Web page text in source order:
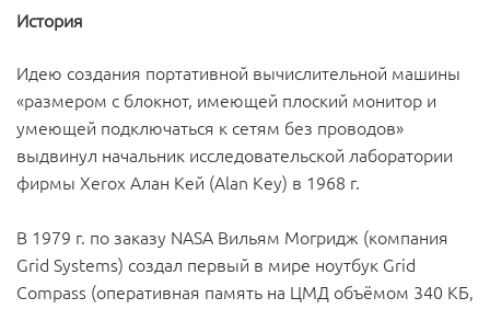
История
Идею создания портативной вычислительной машины
«размером с блокнот, имеющей плоский монитор и
умеющей подключаться к сетям без проводов»
выдвинул начальник исследовательской лаборатории
фирмы Xerox Алан Кей (Alan Key) в 1968 г.
В 1979 г. по заказу NASA Вильям Могридж (компания
Grid Systems) создал первый в мире ноутбук Grid
Compass (оперативная память на ЦМД объёмом 340 КБ,